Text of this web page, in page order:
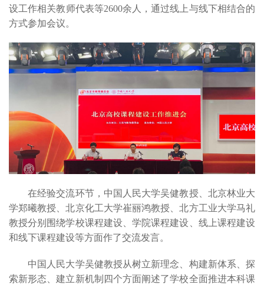
设工作相关教师代表等2600余人，通过线上与线下相结合的
方式参加会议。
在经验交流环节，中国人民大学吴健教授、北京林业大
学郑曦教授、北京化工大学崔丽鸿教授、北方工业大学马礼
教授分别围绕学校课程建设、学院课程建设、线上课程建设
和线下课程建设等方面作了交流发言。
中国人民大学吴健教授从树立新理念、构建新体系、探
索新形态、建立新机制四个方面阐述了学校全面推进本科课